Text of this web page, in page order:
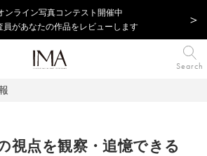
ンライン写真コンテスト開催中
員があなたの作品をレビューします
Search
視点を観察・追憶できる